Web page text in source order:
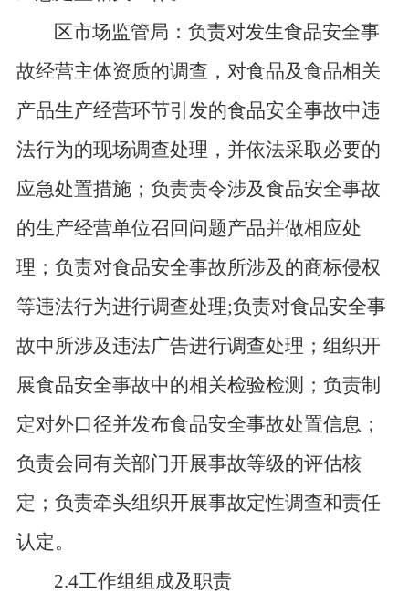
区市场监管局：负责对发生食品安全事
故经营主体资质的调查，对食品及食品相关
产品生产经营环节引发的食品安全事故中违
法行为的现场调查处理，并依法采取必要的
应急处置措施；负责责令涉及食品安全事故
的生产经营单位召回问题产品并做相应处
理；负责对食品安全事故所涉及的商标侵权
等违法行为进行调查处理;负责对食品安全事
故中所涉及违法广告进行调查处理；组织开
展食品安全事故中的相关检验检测；负责制
定对外口径并发布食品安全事故处置信息；
负责会同有关部门开展事故等级的评估核
定；负责牵头组织开展事故定性调查和责任
认定。
2.4工作组组成及职责